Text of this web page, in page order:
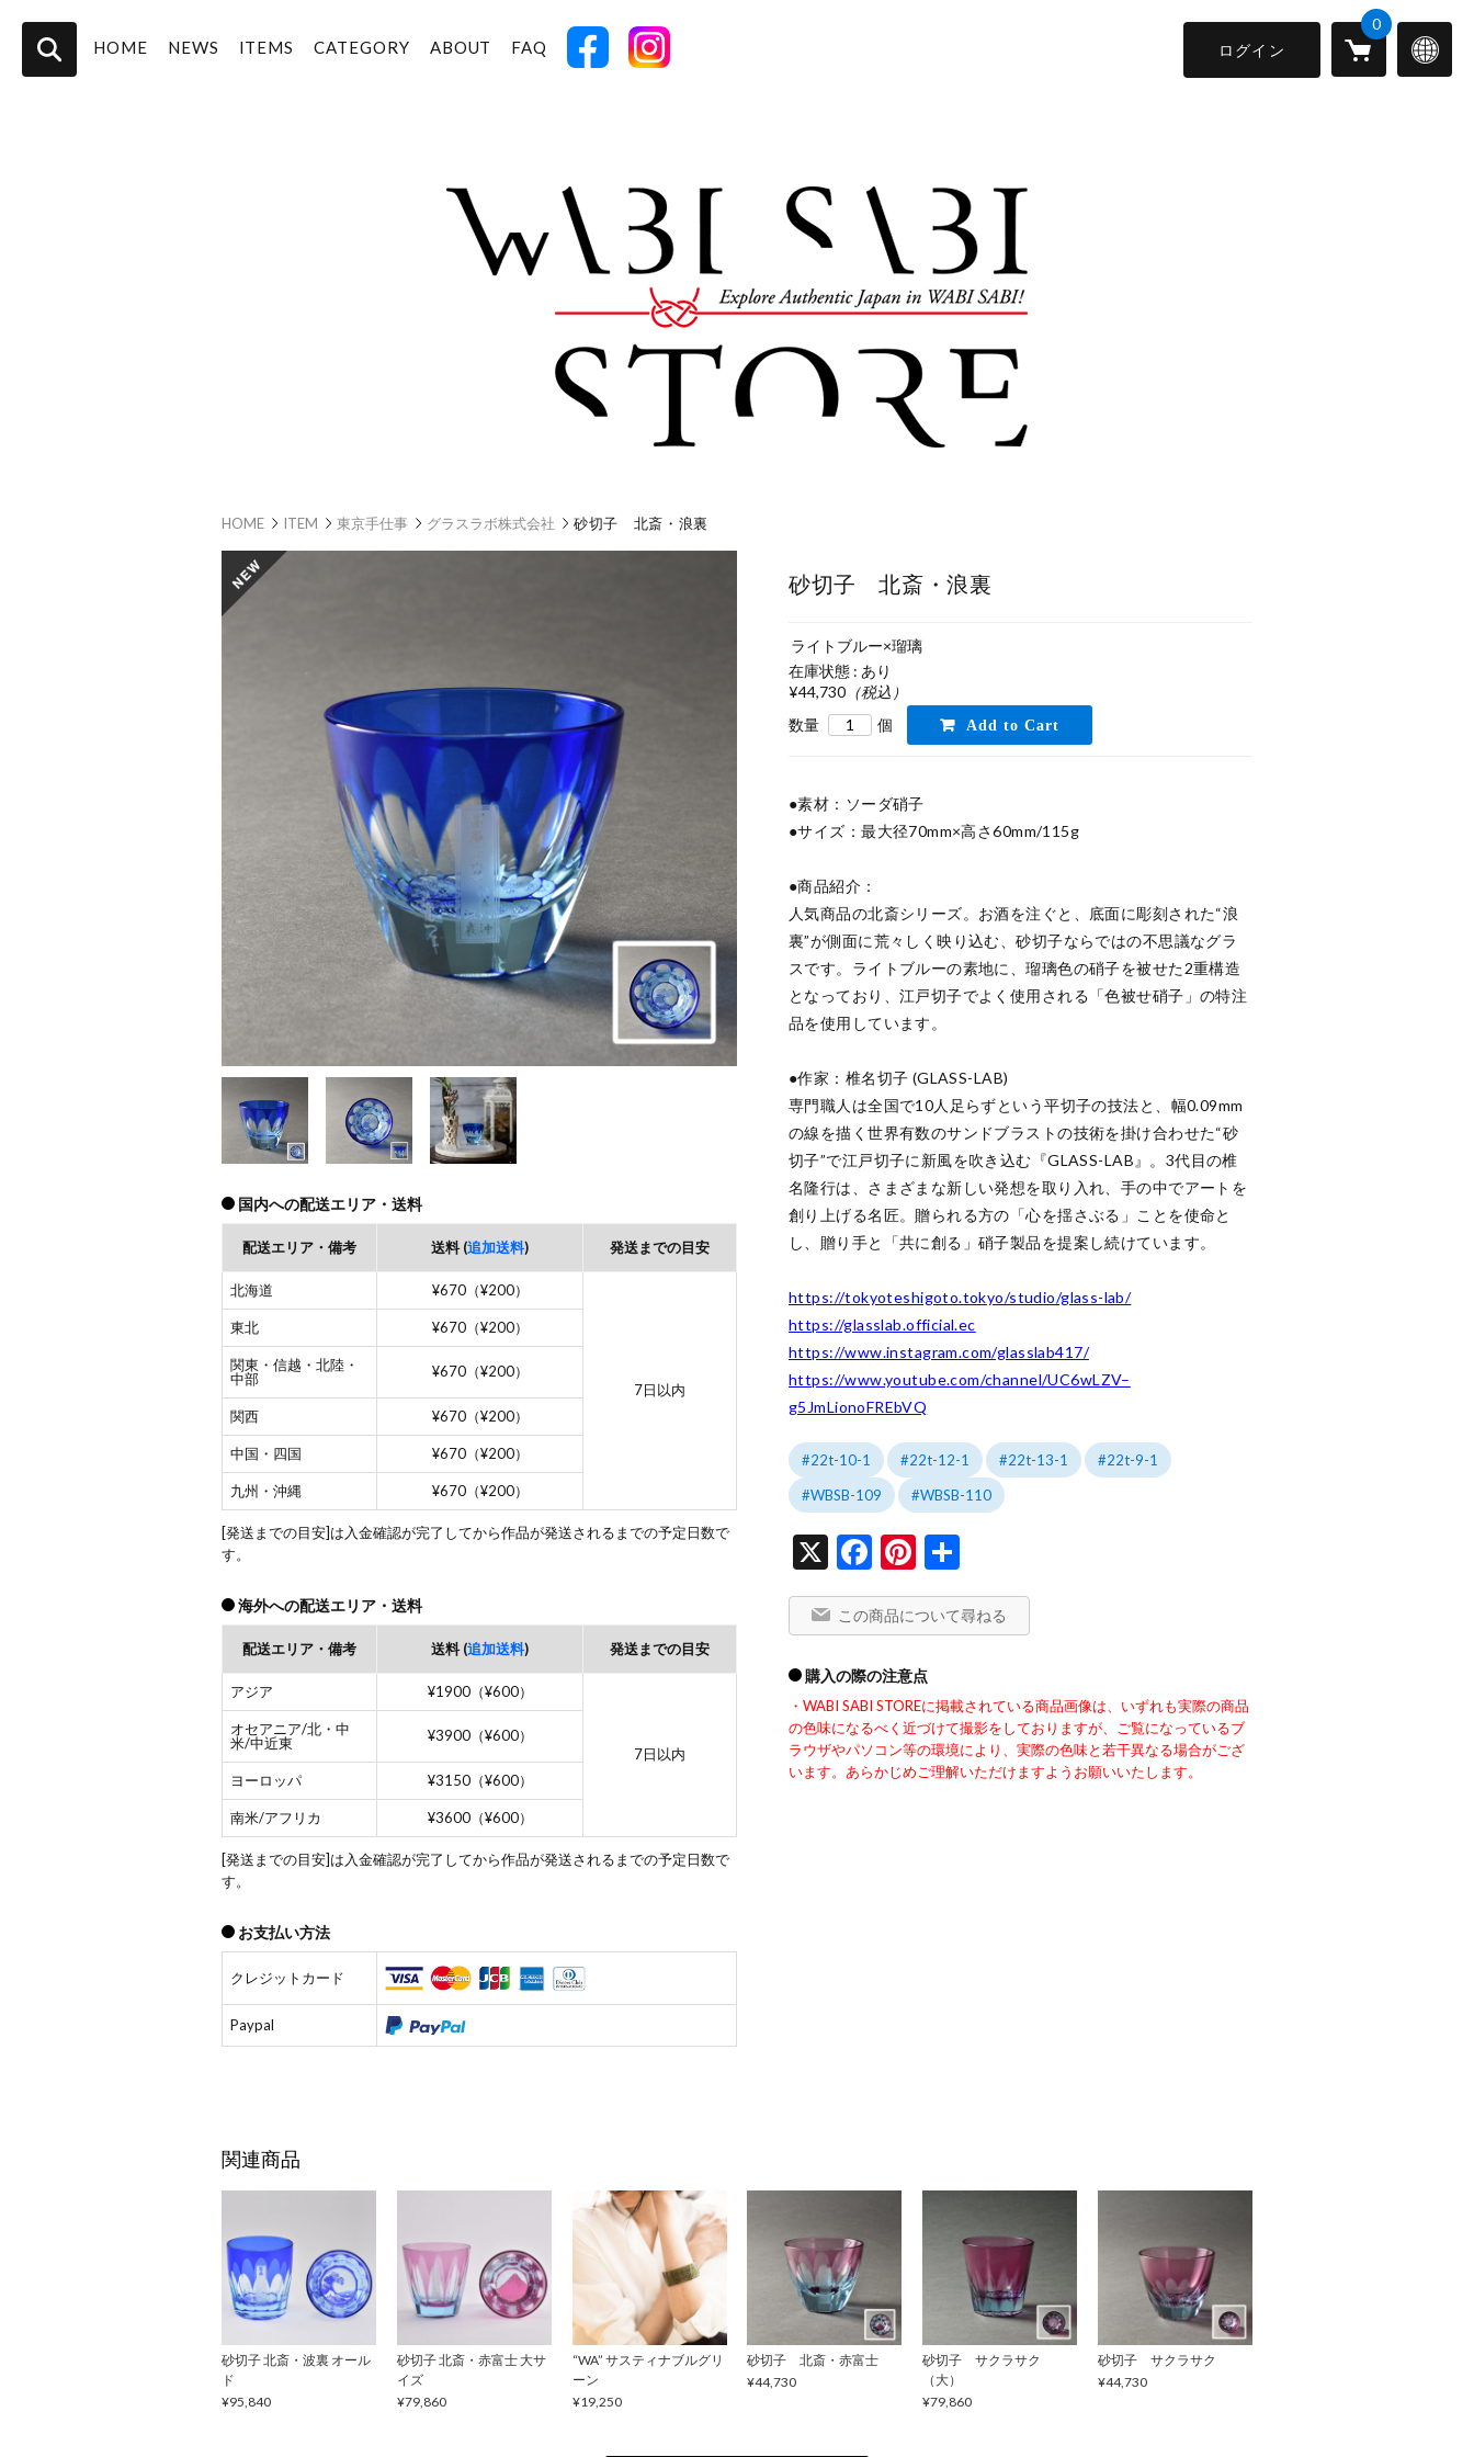
0
ログイン
HOME NEWS ITEMS CATEGORY ABOUT FAQ
HOME ITEM 東京手仕事 グラスラボ株式会社 砂切子 北斎・浪裏
国内への配送エリア・送料
配送エリア・備考 送料 (追加送料) 発送までの目安
北海道 ¥670（¥200）
7日以内
東北 ¥670（¥200）
関東・信越・北陸・
中部
¥670（¥200）
関西 ¥670（¥200）
中国・四国 ¥670（¥200）
九州・沖縄 ¥670（¥200）
[発送までの目安]は入金確認が完了してから作品が発送されるまでの予定日数で
す。
海外への配送エリア・送料
配送エリア・備考 送料 (追加送料) 発送までの目安
アジア ¥1900（¥600）
7日以内
オセアニア/北・中
米/中近東
¥3900（¥600）
ヨーロッパ ¥3150（¥600）
南米/アフリカ ¥3600（¥600）
[発送までの目安]は入金確認が完了してから作品が発送されるまでの予定日数で
す。
お支払い方法
クレジットカード
Paypal
砂切子 北斎・浪裏
ライトブルー×瑠璃
在庫状態 : あり
¥44,730 （税込）
数量
個
●素材：ソーダ硝子
●サイズ：最大径70mm×高さ60mm/115g
●商品紹介：
人気商品の北斎シリーズ。お酒を注ぐと、底面に彫刻された“浪
裏”が側面に荒々しく映り込む、砂切子ならではの不思議なグラ
スです。ライトブルーの素地に、瑠璃色の硝子を被せた2重構造
となっており、江戸切子でよく使用される「色被せ硝子」の特注
品を使用しています。
●作家：椎名切子 (GLASS-LAB)
専門職人は全国で10人足らずという平切子の技法と、幅0.09mm
の線を描く世界有数のサンドブラストの技術を掛け合わせた“砂
切子”で江戸切子に新風を吹き込む『GLASS-LAB』。3代目の椎
名隆行は、さまざまな新しい発想を取り入れ、手の中でアートを
創り上げる名匠。贈られる方の「心を揺さぶる」ことを使命と
し、贈り手と「共に創る」硝子製品を提案し続けています。
https://tokyoteshigoto.tokyo/studio/glass-lab/
https://glasslab.official.ec
https://www.instagram.com/glasslab417/
https://www.youtube.com/channel/UC6wLZV–
g5JmLionoFREbVQ
22t-10-1 22t-12-1 22t-13-1
22t-9-1
WBSB-109
WBSB-110
X Facebook
Pinterest
有
この商品について尋ねる
購入の際の注意点
・WABI SABI STOREに掲載されている商品画像は、いずれも実際の商品
の色味になるべく近づけて撮影をしておりますが、ご覧になっているブ
ラウザやパソコン等の環境により、実際の色味と若干異なる場合がござ
います。あらかじめご理解いただけますようお願いいたします。
関連商品
砂切子 北斎・波裏 オール
ド
¥95,840
砂切子 北斎・赤富士 大サ
イズ
¥79,860
“WA” サスティナブルグリ
ーン
¥19,250
砂切子 北斎・赤富士
¥44,730
砂切子 サクラサク
（大）
¥79,860
砂切子 サクラサク
¥44,730